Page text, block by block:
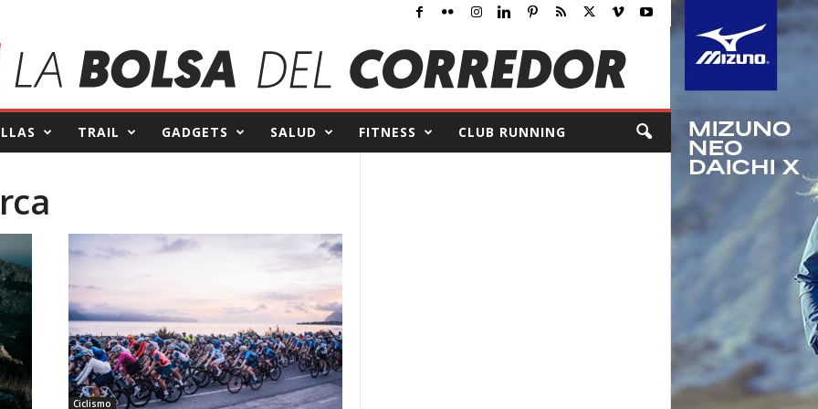
TRAIL GADGETS SALUD FITNESS CLUB RUNNING
Ciclismo